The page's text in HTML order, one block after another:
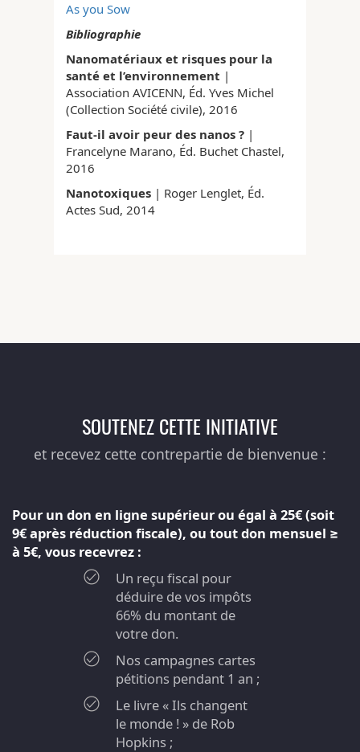
As you Sow
Bibliographie
Nanomatériaux et risques pour la
santé et l’environnement |
Association AVICENN, Éd. Yves Michel
(Collection Société civile), 2016
Faut-il avoir peur des nanos ? |
Francelyne Marano, Éd. Buchet Chastel,
2016
Nanotoxiques | Roger Lenglet, Éd.
Actes Sud, 2014
SOUTENEZ CETTE INITIATIVE
et recevez cette contrepartie de bienvenue :
Pour un don en ligne supérieur ou égal à 25€ (soit
9€ après réduction fiscale), ou tout don mensuel ≥
à 5€, vous recevrez :
Un reçu fiscal pour
déduire de vos impôts
66% du montant de
votre don.
Nos campagnes cartes
pétitions pendant 1 an ;
Le livre « Ils changent
le monde ! » de Rob
Hopkins ;